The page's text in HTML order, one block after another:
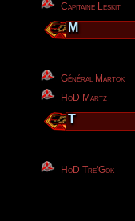
Capitaine Leskit
M
Général Martok
HoD Martz
T
HoD Tre'Gok